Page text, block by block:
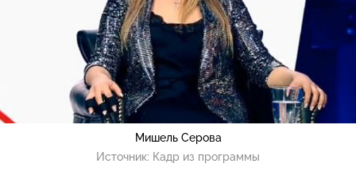
Мишель Серова
Источник: Кадр из программы